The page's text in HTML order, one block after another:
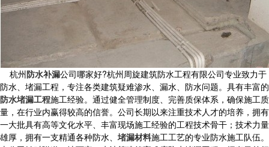
杭州防水补漏公司哪家好?杭州周旋建筑防水工程有限公司专业致力于
防水、堵漏工程，专注各类建筑疑难渗水、漏水、防水问题。具有丰富的
防水堵漏工程施工经验。通过健全管理制度、完善质保体系，确保施工质
量，在行业内赢得较高的信誉。公司长期以来注重技术人才的培养，拥有
一大批具有高等文化水平、丰富现场施工经验的工程技术骨干；技术力量
雄厚，拥有一支精通各种防水、 堵漏材料施工工艺的专业防水施工队伍。